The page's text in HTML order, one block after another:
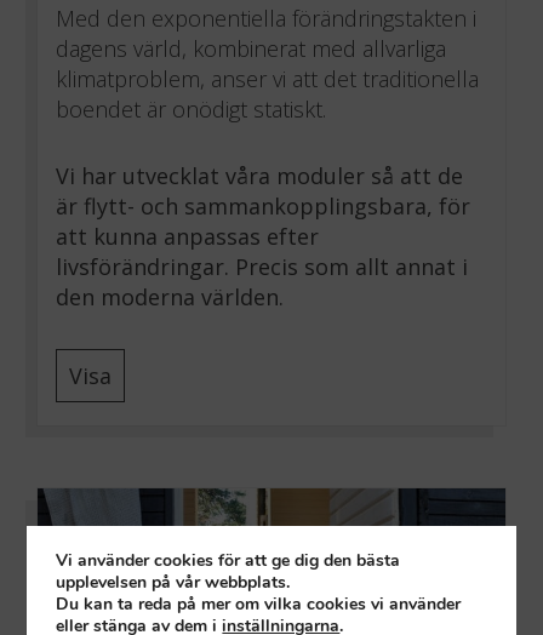
Med den exponentiella förändringstakten i
dagens värld, kombinerat med allvarliga
klimatproblem, anser vi att det traditionella
boendet är onödigt statiskt.
Vi har utvecklat våra moduler så att de
är flytt- och sammankopplingsbara, för
att kunna anpassas efter
livsförändringar. Precis som allt annat i
den moderna världen.
Visa
Vi använder cookies för att ge dig den bästa
upplevelsen på vår webbplats.
Du kan ta reda på mer om vilka cookies vi använder
eller stänga av dem iinställningarna.